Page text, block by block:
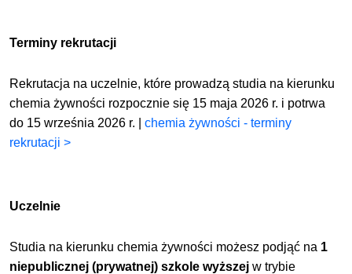
Terminy rekrutacji
Rekrutacja na uczelnie, które prowadzą studia na kierunku
chemia żywności rozpocznie się 15 maja 2026 r. i potrwa
do 15 września 2026 r. |chemia żywności - terminy
rekrutacji >
Uczelnie
Studia na kierunku chemia żywności możesz podjąć na 1
niepublicznej (prywatnej) szkole wyższej w trybie